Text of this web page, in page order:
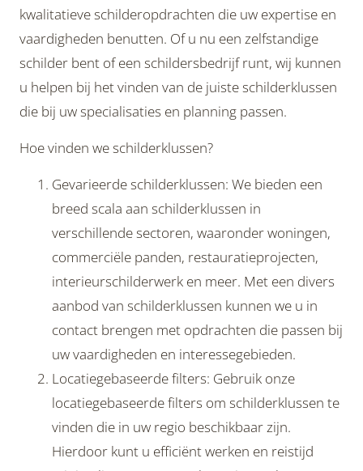
kwalitatieve schilderopdrachten die uw expertise en
vaardigheden benutten. Of u nu een zelfstandige
schilder bent of een schildersbedrijf runt, wij kunnen
u helpen bij het vinden van de juiste schilderklussen
die bij uw specialisaties en planning passen.
Hoe vinden we schilderklussen?
Gevarieerde schilderklussen: We bieden een
breed scala aan schilderklussen in
verschillende sectoren, waaronder woningen,
commerciële panden, restauratieprojecten,
interieurschilderwerk en meer. Met een divers
aanbod van schilderklussen kunnen we u in
contact brengen met opdrachten die passen bij
uw vaardigheden en interessegebieden.
Locatiegebaseerde filters: Gebruik onze
locatiegebaseerde filters om schilderklussen te
vinden die in uw regio beschikbaar zijn.
Hierdoor kunt u efficiënt werken en reistijd